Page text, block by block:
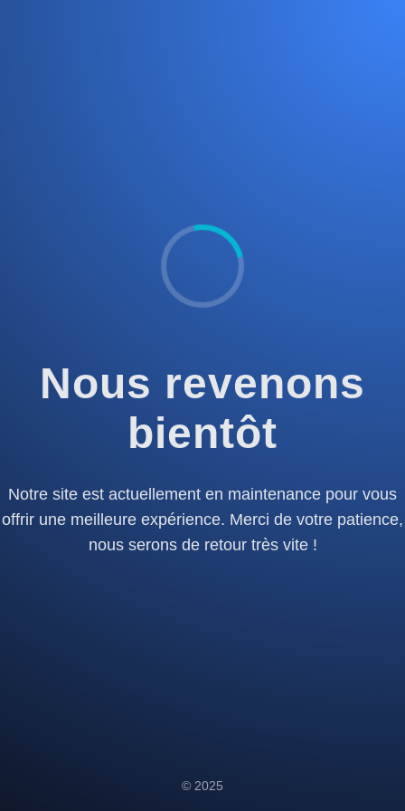
Nous revenons
bientôt
Notre site est actuellement en maintenance pour vous
offrir une meilleure expérience. Merci de votre patience,
nous serons de retour très vite !
© 2025